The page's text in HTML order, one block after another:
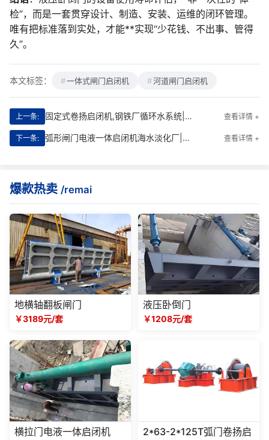
检”，而是一套贯穿设计、制造、安装、运维的闭环管理。
唯有把标准落到实处，才能**实现“少花钱、不出事、管得
久”。
本文标签： 一体式闸门启闭机 河道闸门启闭机
上一条: 固定式卷扬启闭机,钢铁厂循环水系统|智能驱动与**运维的工程先锋 查看详情 +
下一条: 弧形闸门电液一体启闭机海水淡化厂|智能驱动的海洋工程守护者 查看详情 +
爆款热卖 /remai
地横轴翻板闸门
￥3189元/套
液压卧倒门
￥1208元/套
横拉门电液一体启闭机
2*63-2*125T弧门卷扬启